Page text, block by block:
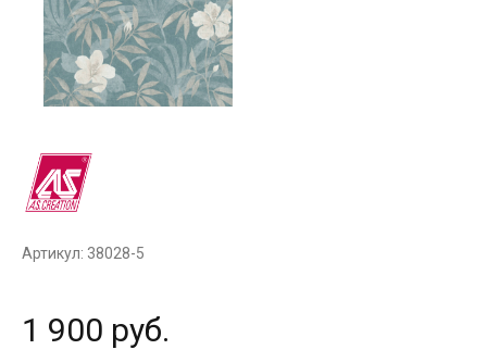
Артикул: 38028-5
1 900 руб.